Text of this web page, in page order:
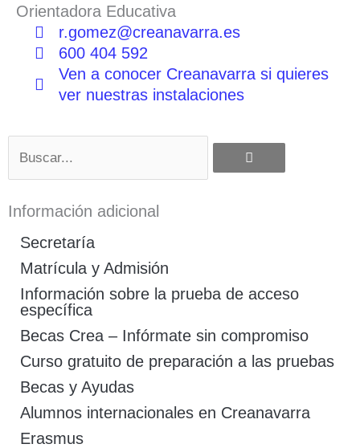
Orientadora Educativa
r.gomez@creanavarra.es
600 404 592
Ven a conocer Creanavarra si quieres
ver nuestras instalaciones
Información adicional
Secretaría
Matrícula y Admisión
Información sobre la prueba de acceso
específica
Becas Crea – Infórmate sin compromiso
Curso gratuito de preparación a las pruebas
Becas y Ayudas
Alumnos internacionales en Creanavarra
Erasmus